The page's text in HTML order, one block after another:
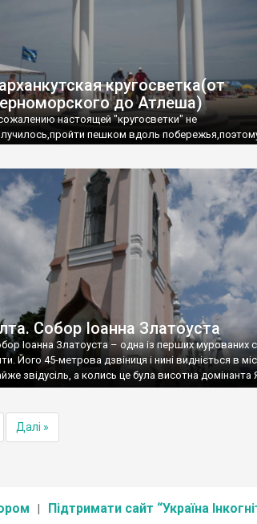
кругосветка(от
до Атлеша)
настоящей "кругосветки" не
пешком вдоль
Собор Іоанна Златоуста
Іоанна Златоуста – одна із перших мурованих
Його 45-метрова дзвіниця і нині видніється в
звідусіль, а колись це була висотна домінанта
Далі »
Підтримати сайт “Україна